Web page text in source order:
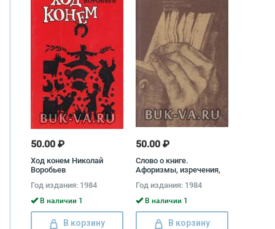
50.00 ₽
Ход конем Николай
Воробьев
Год издания: 1984
В наличии 1
В корзину
50.00 ₽
Слово о книге.
Афоризмы, изречения,
Год издания: 1984
В наличии 1
В корзину